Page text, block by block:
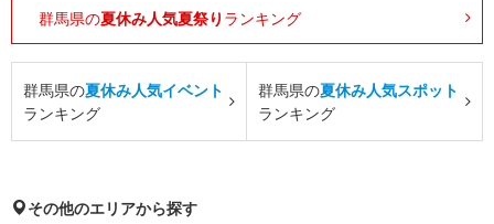
群馬県の夏休み人気夏祭り ランキング
群馬県の夏休み人気イベント
ランキング
群馬県の夏休み人気スポット
ランキング
その他のエリアから探す